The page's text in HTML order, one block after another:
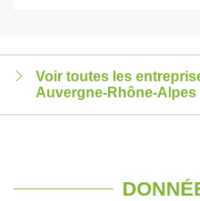
Voir toutes les
Auvergne-Rhône-Alpes